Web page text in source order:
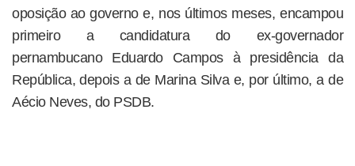
oposição ao governo e, nos últimos meses, encampou
primeiro a candidatura do ex-governador
pernambucano Eduardo Campos à presidência da
República, depois a de Marina Silva e, por último, a de
Aécio Neves, do PSDB.